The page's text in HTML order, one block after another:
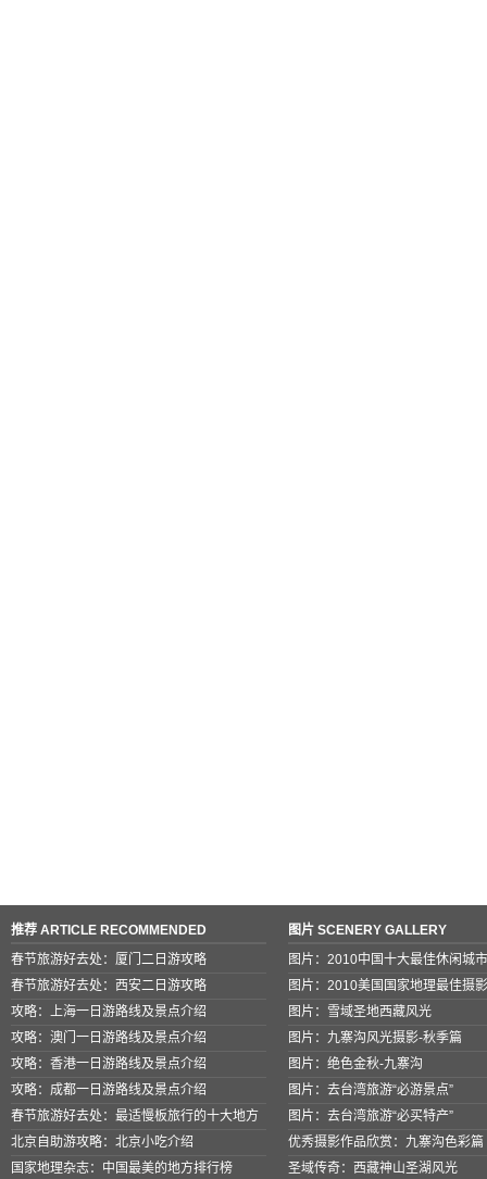
推荐 ARTICLE RECOMMENDED
春节旅游好去处：厦门二日游攻略
春节旅游好去处：西安二日游攻略
攻略：上海一日游路线及景点介绍
攻略：澳门一日游路线及景点介绍
攻略：香港一日游路线及景点介绍
攻略：成都一日游路线及景点介绍
春节旅游好去处：最适慢板旅行的十大地方
北京自助游攻略：北京小吃介绍
国家地理杂志：中国最美的地方排行榜
图片 SCENERY GALLERY
图片：2010中国十大最佳休闲城市
图片：2010美国国家地理最佳摄
图片：雪域圣地西藏风光
图片：九寨沟风光摄影-秋季篇
图片：绝色金秋-九寨沟
图片：去台湾旅游“必游景点”
图片：去台湾旅游“必买特产”
优秀摄影作品欣赏：九寨沟色彩篇
圣域传奇：西藏神山圣湖风光